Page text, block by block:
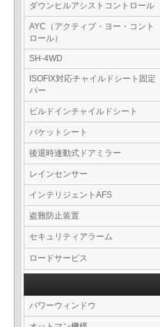
ダウンヒルアシストコントロール
AYC（アクティブ・ヨー・コント
ロール）
SH-4WD
ISOFIX対応チャイルドシート固定
バー
ビルドインチャイルドシート
バケットシート
後退時連動式ドアミラー
レインセンサー
インテリジェントAFS
盗難防止装置
セキュリティアラーム
ロードサービス
パワーウィンドウ